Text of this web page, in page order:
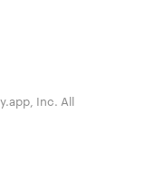
Inc. All